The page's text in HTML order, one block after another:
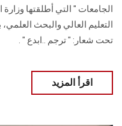
الجامعات " التي أطلقتها وزارة
التعليم العالي والبحث
تحت شعار: " ترجم ..ابدع " .
اقرأ المزيد